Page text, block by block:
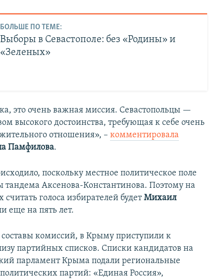
БОЛЬШЕ ПО ТЕМЕ:
Выборы в Севастополе: без «Родины» и
«Зеленых»
это очень важная миссия. Севастопольцы —
высокого достоинства, требующая к себе очень
отношения», –комментировала
Памфилова.
поскольку местное политическое поле
Аксенова-Константинова. Поэтому на
голоса избирателей будетМихаил
еще на пять лет.
комиссий, в Крыму приступили к
партийных списков. Списки кандидатов на
парламент Крыма подали региональные
партий: «Единая Россия»,